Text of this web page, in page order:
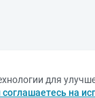
для
на